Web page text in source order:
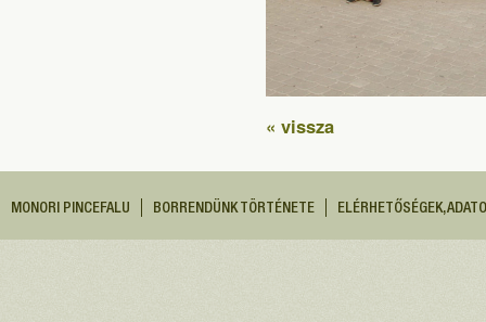
« vissza
MONORI PINCEFALU BORRENDÜNK TÖRTÉNETE ELÉRHETŐSÉGEK,